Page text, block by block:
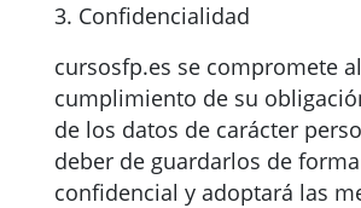
3. Confidencialidad
cursosfp.es se compromete al
cumplimiento de su
de los datos de carácter
deber de guardarlos de forma
confidencial y adoptará las